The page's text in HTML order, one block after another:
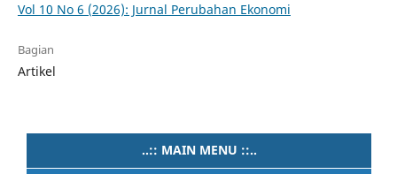
Vol 10 No 6 (2026): Jurnal Perubahan Ekonomi
Bagian
Artikel
..:: MAIN MENU ::..